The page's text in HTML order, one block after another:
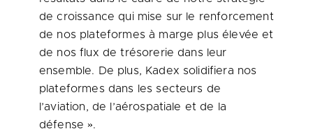
de croissance qui mise sur le renforcement
de nos plateformes à marge plus élevée et
de nos flux de trésorerie dans leur
ensemble. De plus, Kadex solidifiera nos
plateformes dans les secteurs de
l’aviation, de l’aérospatiale et de la
défense ».